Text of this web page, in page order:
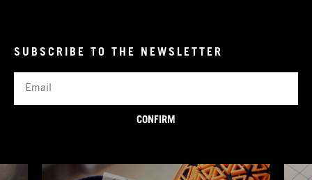
SUBSCRIBE TO THE NEWSLETTER
CONFIRM